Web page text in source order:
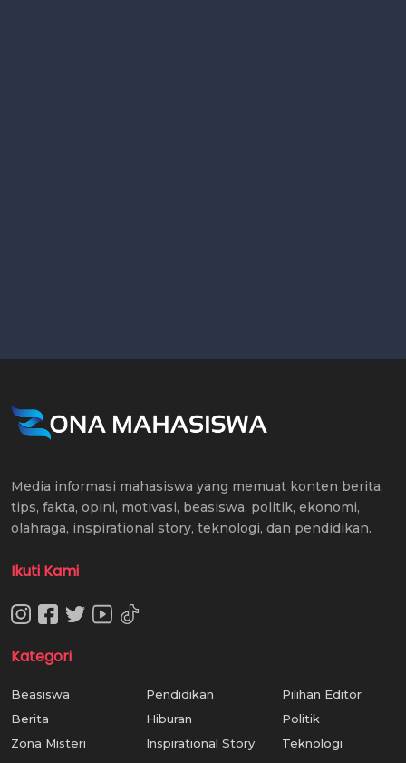
Media informasi mahasiswa yang memuat konten berita,
tips, fakta, opini, motivasi, beasiswa, politik, ekonomi,
olahraga, inspirational story, teknologi, dan pendidikan.
Ikuti Kami
Kategori
Beasiswa
Berita
Zona Misteri
Pendidikan
Hiburan
Inspirational Story
Pilihan Editor
Politik
Teknologi